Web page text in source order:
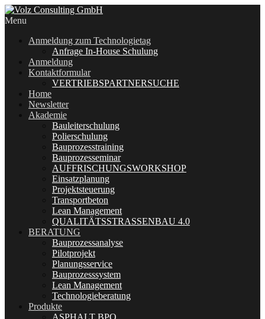
Menu
Anmeldung zum Technologietag
Anfrage In-House Schulung
Anmeldung
Kontaktformular
VERTRIEBSPARTNERSUCHE
Home
Newsletter
Akademie
Bauleiterschulung
Polierschulung
Bauprozesstraining
Bauprozesseminar
AUFFRISCHUNGSWORKSHOP
Einsatzplanung
Projektsteuerung
Transportbeton
Lean Management
QUALITÄTSSTRASSENBAU 4.0
BERATUNG
Bauprozessanalyse
Pilotprojekt
Planungsservice
Bauprozesssystem
Lean Management
Technologieberatung
Produkte
ASPHALT BPO